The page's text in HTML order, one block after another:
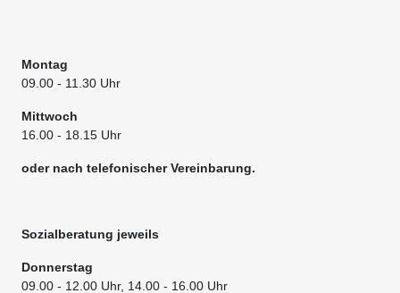
Montag
09.00- 11.30 Uhr
Mittwoch
16.00 - 18.15 Uhr
oder nach telefonischer Vereinbarung.
Sozialberatung jeweils
Donnerstag
09.00- 12.00 Uhr, 14.00 - 16.00 Uhr